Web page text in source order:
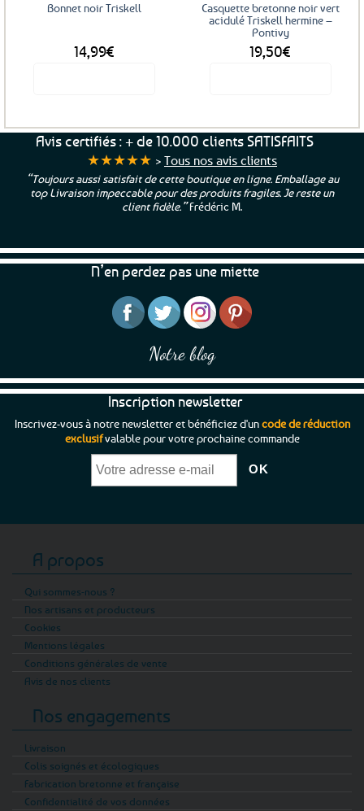
Bonnet noir Triskell
14,99€
Casquette bretonne noir vert
acidulé Triskell hermine –
Pontivy
19,50€
Avis certifiés : + de 10.000 clients SATISFAITS
★★★★★ > Tous nos avis clients
“Toujours aussi satisfait de cette boutique en ligne. Emballage au
top Livraison impeccable pour des produits fragiles. Je reste un
client fidèle.”Frédéric M.
N’en perdez pas une miette
Notre blog
Inscription newsletter
Inscrivez-vous à notre newsletter et bénéficiez d'uncode de réduction
exclusifvalable pour votre prochaine commande
A propos
Qui sommes-nous ?
Nos artisans et producteurs
Cookies
Mentions légales
Conditions générales de vente
Avis de nos clients
Nos engagements
Livraison
Colis soignés et écologiques
Fabrication bretonne et française
Confidentialité de vos données